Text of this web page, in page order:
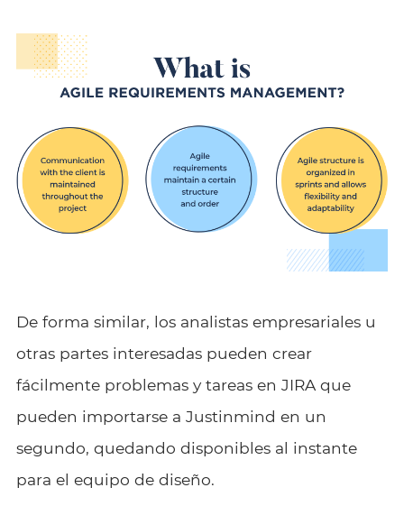
De forma similar, los analistas empresariales u
otras partes interesadas pueden crear
fácilmente problemas y tareas en JIRA que
pueden importarse a Justinmind en un
segundo, quedando disponibles al instante
para el equipo de diseño.